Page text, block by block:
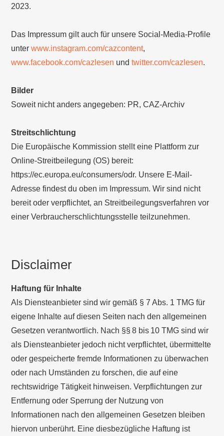
2023.
Das Impressum gilt auch für unsere Social-Media-Profile
unterwww.instagram.com/cazcontent,
www.facebook.com/cazlesen undtwitter.com/cazlesen.
Bilder
Soweit nicht anders angegeben: PR, CAZ-Archiv
Streitschlichtung
Die Europäische Kommission stellt eine Plattform zur
Online-Streitbeilegung (OS) bereit:
https://ec.europa.eu/consumers/odr. Unsere E-Mail-
Adresse findest du oben im Impressum. Wir sind nicht
bereit oder verpflichtet, an Streitbeilegungsverfahren vor
einer Verbraucherschlichtungsstelle teilzunehmen.
Disclaimer
Haftung für Inhalte
Als Diensteanbieter sind wir gemäß § 7 Abs. 1 TMG für
eigene Inhalte auf diesen Seiten nach den allgemeinen
Gesetzen verantwortlich. Nach §§ 8 bis 10 TMG sind wir
als Diensteanbieter jedoch nicht verpflichtet, übermittelte
oder gespeicherte fremde Informationen zu überwachen
oder nach Umständen zu forschen, die auf eine
rechtswidrige Tätigkeit hinweisen. Verpflichtungen zur
Entfernung oder Sperrung der Nutzung von
Informationen nach den allgemeinen Gesetzen bleiben
hiervon unberührt. Eine diesbezügliche Haftung ist